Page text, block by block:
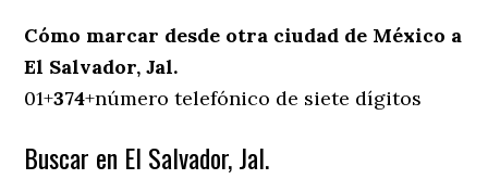
Cómo marcar desde otra ciudad de México a
El Salvador, Jal.
01+374+número telefónico de siete dígitos
Buscar en El Salvador, Jal.